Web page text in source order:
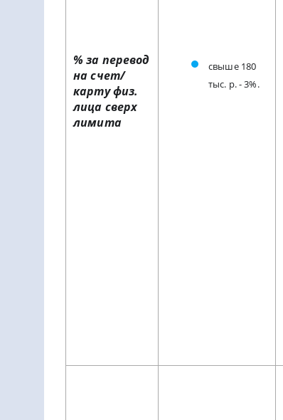
% за перевод
на счет/
карту физ.
лица сверх
лимита
свыше 180
тыс. р. - 3%.